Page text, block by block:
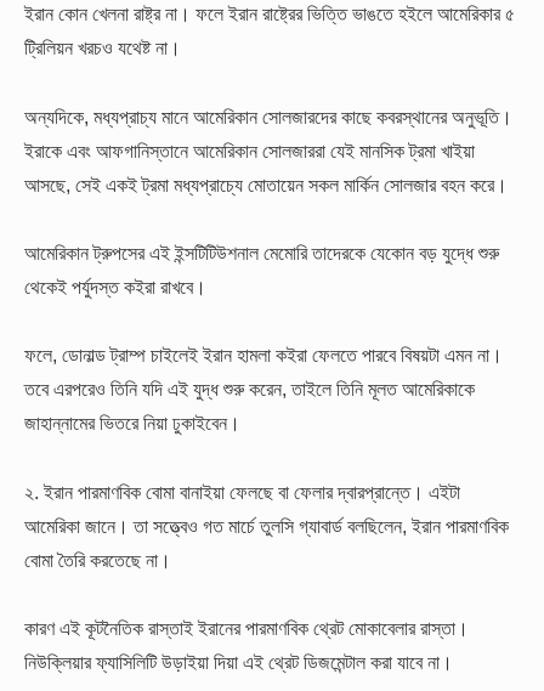
ইরান কোন খেলনা রাষ্ট্র না। ফলে ইরান রাষ্ট্রের ভিত্তি ভাঙতে হইলে আমেরিকার ৫
ট্রিলিয়ন খরচও যথেষ্ট না।
অন্যদিকে, মধ্যপ্রাচ্য মানে আমেরিকান সোলজারদের কাছে কবরস্থানের অনুভূতি।
ইরাকে এবং আফগানিস্তানে আমেরিকান সোলজাররা যেই মানসিক ট্রমা খাইয়া
আসছে, সেই একই ট্রমা মধ্যপ্রাচ্যে মোতায়েন সকল মার্কিন সোলজার বহন করে।
আমেরিকান ট্রুপসের এই ইন্সটিটিউশনাল মেমোরি তাদেরকে যেকোন বড় যুদ্ধে শুরু
থেকেই পর্যুদস্ত কইরা রাখবে।
ফলে, ডোনাল্ড ট্রাম্প চাইলেই ইরান হামলা কইরা ফেলতে পারবে বিষয়টা এমন না।
তবে এরপরেও তিনি যদি এই যুদ্ধ শুরু করেন, তাইলে তিনি মূলত আমেরিকাকে
জাহান্নামের ভিতরে নিয়া ঢুকাইবেন।
২. ইরান পারমাণবিক বোমা বানাইয়া ফেলছে বা ফেলার দ্বারপ্রান্তে। এইটা
আমেরিকা জানে। তা সত্ত্বেও গত মার্চে তুলসি গ্যাবার্ড বলছিলেন, ইরান পারমাণবিক
বোমা তৈরি করতেছে না।
কারণ এই কূটনৈতিক রাস্তাই ইরানের পারমাণবিক থ্রেট মোকাবেলার রাস্তা।
নিউক্লিয়ার ফ্যাসিলিটি উড়াইয়া দিয়া এই থ্রেট ডিজমেন্টাল করা যাবে না।